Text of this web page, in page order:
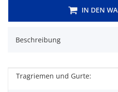
IN DEN
Beschreibung
Produkteigenschaft
Wert
Tragriemen und Gurte: